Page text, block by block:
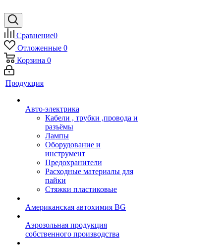
Сравнение0
Отложенные 0
Корзина 0
Продукция
Авто-электрика
Кабели , трубки ,провода и
разъёмы
Лампы
Оборудование и
инструмент
Предохранители
Расходные материалы для
пайки
Стяжки пластиковые
Американская автохимия BG
Аэрозольная продукция
собственного производства